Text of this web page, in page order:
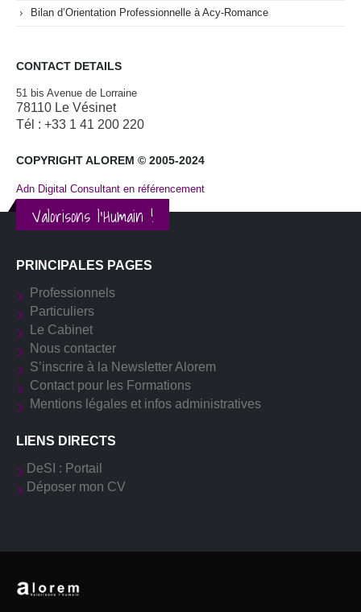
Bilan d’Orientation Professionnelle à Acy-Romance
CONTACT DETAILS
51 bis Avenue de Lorraine
78110 Le Vésinet
Tél : +33 1 41 200 220
COPYRIGHT ALOREM © 2005-2024
Adn Digital Consultant en référencement
Valorisons l'Humain !
PRINCIPALES PAGES
Professionnels
Particuliers
Le Cabinet
Nous contacter
S’inscrire à la Newsletter Alorem
Contact pour les Formations
Mentions légales et infos administratives
LIENS DIRECTS
DeSI : Portail
Déposer mon CV